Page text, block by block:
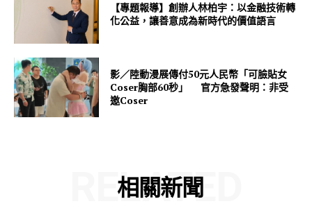
【專題報導】創辦人林柏宇：以金融技術轉
化公益，讓善意成為新時代的價值語言
影／陸動漫展傳付50元人民幣「可臉貼女
Coser胸部60秒」 官方急發聲明：非受
邀Coser
相關新聞
RELATED